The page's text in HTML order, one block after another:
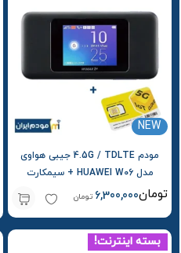
NEW
مودم 4.5G / TDLTE جیبی هواوی
مدل HUAWEI W06 + سیمکارت
ایرانسل و بسته اولیه
6,300,000 تومان تومان
بسته اینترنت!